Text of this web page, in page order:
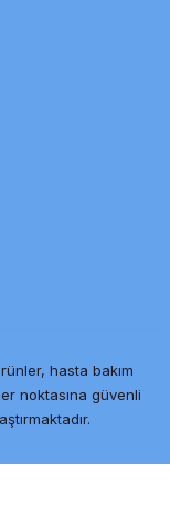
hasta bakım
noktasına güvenli